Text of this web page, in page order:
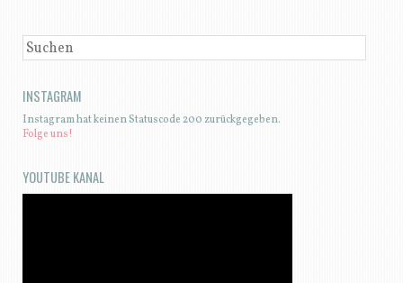
SUCHEN
INSTAGRAM
Instagram hat keinen Statuscode 200 zurückgegeben.
Folge uns!
YOUTUBE KANAL